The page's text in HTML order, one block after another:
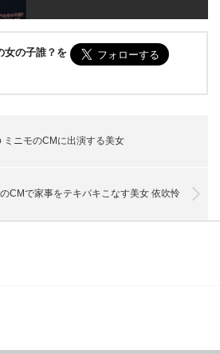
女の子誰？を
ニモのCMに出演する美女
CMで家事をテキパキこなす美女 依吹怜